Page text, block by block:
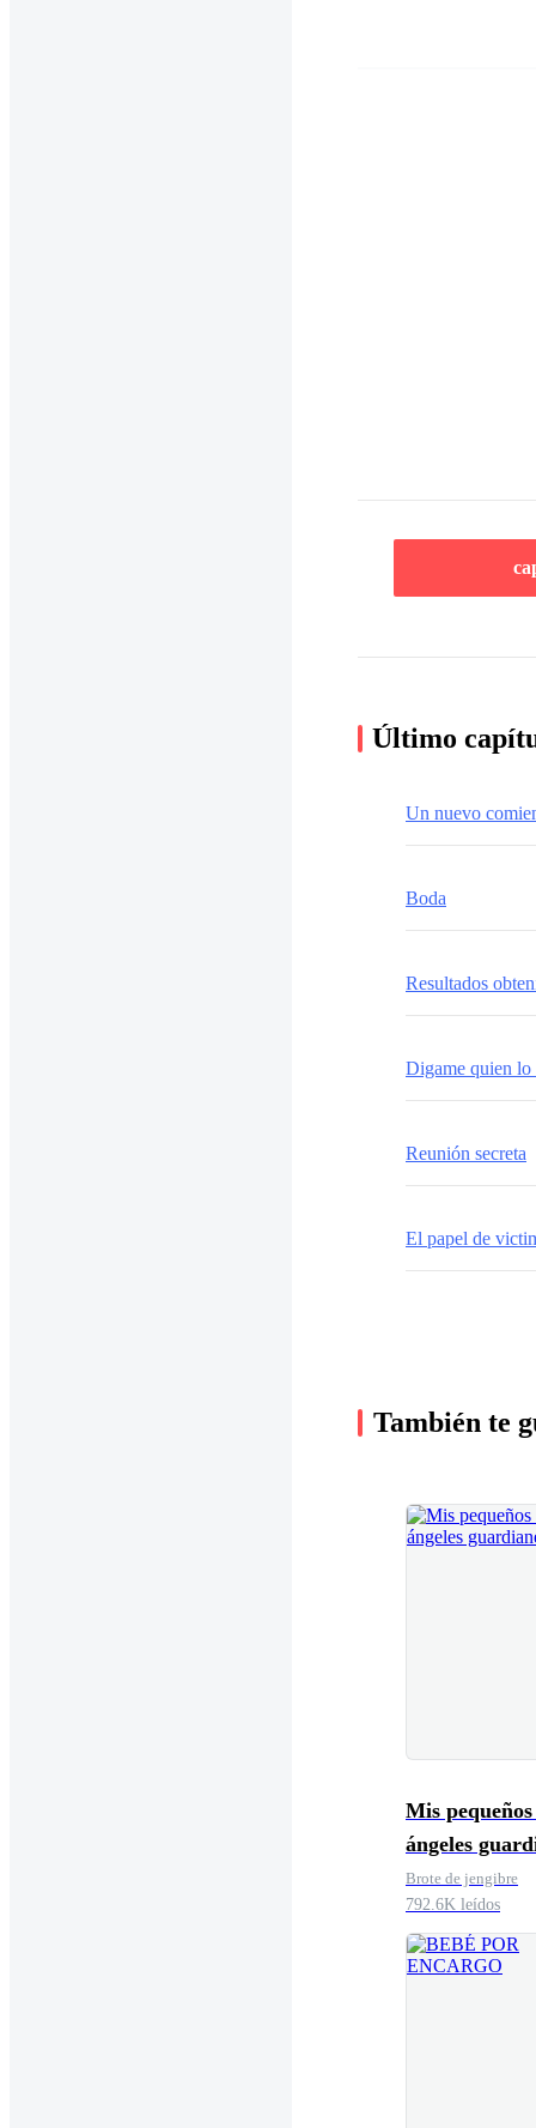
Último
Un nuevo
Boda
Resultados
Digame quien lo
Reunión secreta
El papel de
También te
Mis
ángeles
Brote de jengibre
792.6K leídos